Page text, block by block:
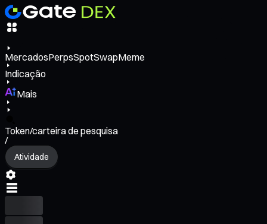
MercadosPerpsSpotSwapMeme
Indicação
Mais
Token/carteira de pesquisa
/
Atividade